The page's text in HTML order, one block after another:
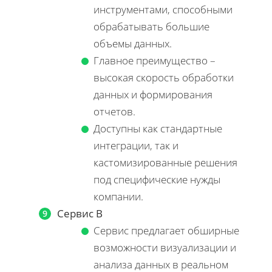
инструментами, способными
обрабатывать большие
объемы данных.
Главное преимущество –
высокая скорость обработки
данных и формирования
отчетов.
Доступны как стандартные
интеграции, так и
кастомизированные решения
под специфические нужды
компании.
Сервис В
Сервис предлагает обширные
возможности визуализации и
анализа данных в реальном